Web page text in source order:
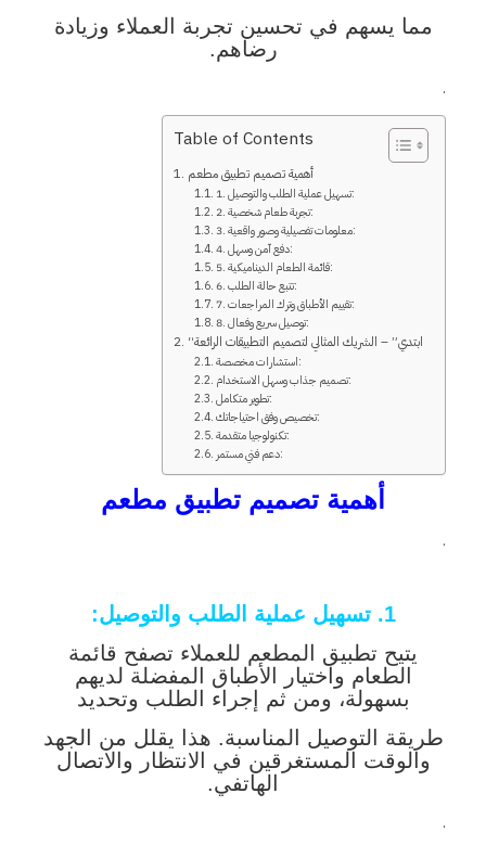
مما يسهم في تحسين تجربة العملاء وزيادة
رضاهم.
.
Table of Contents
أهمية تصميم تطبيق مطعم
1. تسهيل عملية الطلب والتوصيل:
2. تجربة طعام شخصية:
3. معلومات تفصيلية وصور واقعية:
4. دفع آمن وسهل:
5. قائمة الطعام الديناميكية:
6. تتبع حالة الطلب:
7. تقييم الأطباق وترك المراجعات:
8. توصيل سريع وفعال:
“ابتدي” – الشريك المثالي لتصميم التطبيقات الرائعة
استشارات مخصصة:
تصميم جذاب وسهل الاستخدام:
تطوير متكامل:
تخصيص وفق احتياجاتك:
تكنولوجيا متقدمة:
دعم فني مستمر:
أهمية تصميم تطبيق مطعم
.
1. تسهيل عملية الطلب والتوصيل
:
يتيح تطبيق المطعم للعملاء تصفح قائمة
الطعام واختيار الأطباق المفضلة لديهم
بسهولة، ومن ثم إجراء الطلب وتحديد
طريقة التوصيل المناسبة. هذا يقلل من الجهد
والوقت المستغرقين في الانتظار والاتصال
الهاتفي.
.